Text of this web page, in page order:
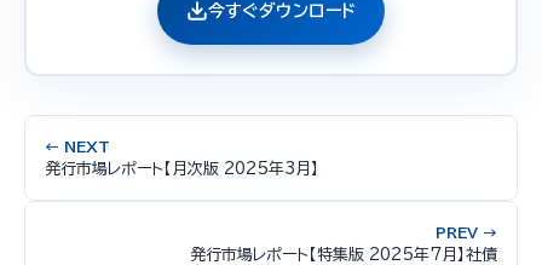
今すぐダウンロード
← NEXT
発行市場レポート【月次版 2025年3月】
PREV →
発行市場レポート【特集版 2025年7月】社債